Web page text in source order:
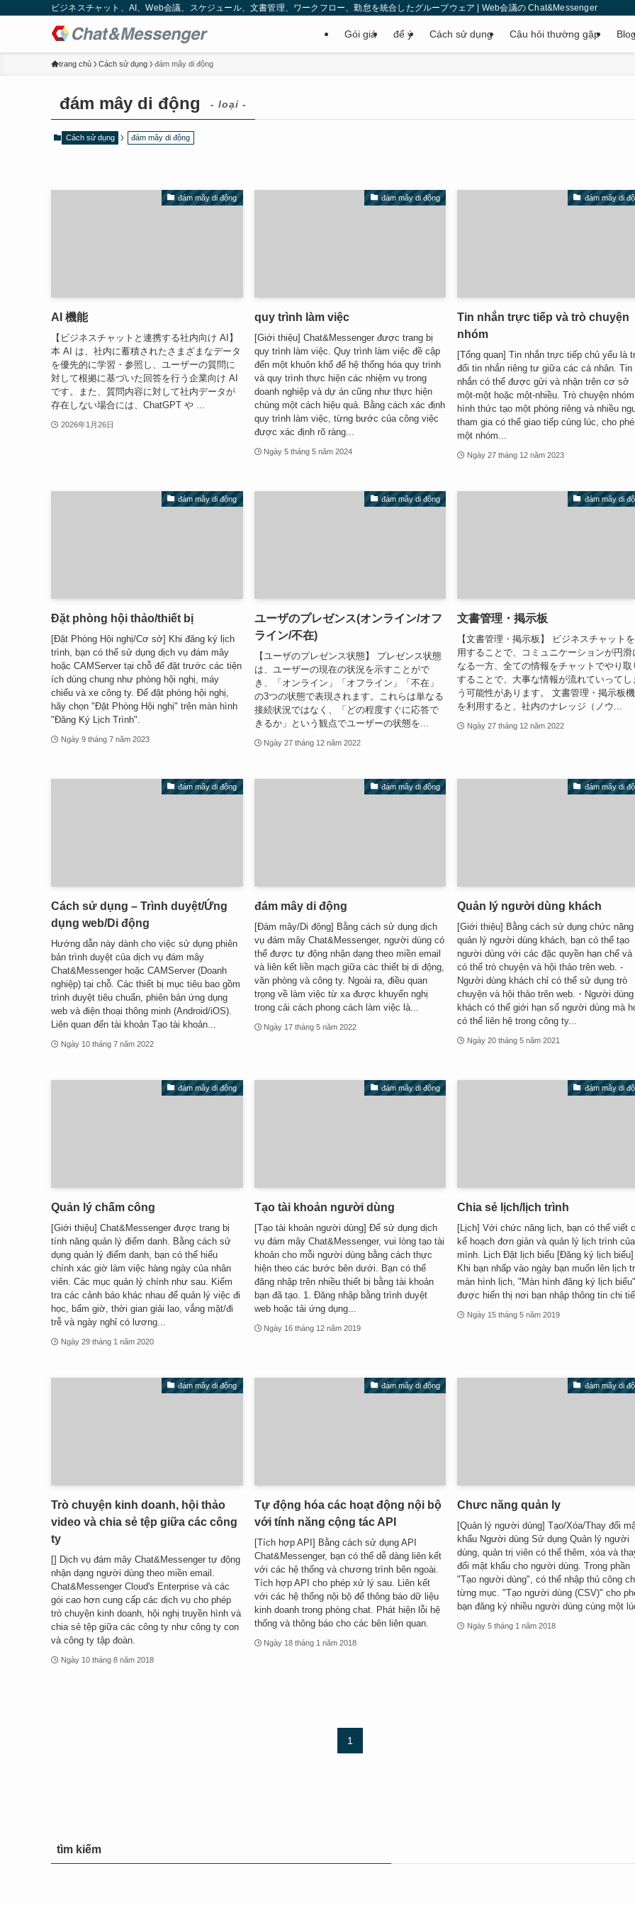
ビジネスチャット、AI、Web会議、スケジュール、文書管理、ワークフロー、勤怠を統合したグループウェア | Web会議の Chat&Messenger
Gói giá để ý Cách sử dụng Câu hỏi thường gặp
trang chủ Cách sử dụng đám mây di động
đám mây di động - loại -
Cách sử dụng đám mây di động
đám mây di động
AI 機能
【ビジネスチャットと連携する社内向け AI】
本 AI は、社内に蓄積されたさまざまなデータ
を優先的に学習・参照し、ユーザーの質問に
対して根拠に基づいた回答を行う企業向け AI
です。また、質問内容に対して社内データが
存在しない場合には、ChatGPT や ...
2026年1月26日
đám mây di động
quy trình làm việc
[Giới thiệu] Chat&Messenger được trang bị
quy trình làm việc. Quy trình làm việc đề cập
đến một khuôn khổ để hệ thống hóa quy trình
và quy trình thực hiện các nhiệm vụ trong
doanh nghiệp và dự án cũng như thực hiện
chúng một cách hiệu quả. Bằng cách xác định
quy trình làm việc, từng bước của công việc
được xác định rõ ràng...
Ngày 5 tháng 5 năm 2024
đám mây di
Tin nhắn trực tiếp và trò chuyện
nhóm
[Tổng quan] Tin nhắn trực tiếp chủ yếu là
đổi tin nhắn riêng tư giữa các cá nhân. Tin
nhắn có thể được gửi và nhận trên cơ sở
một-một hoặc một-nhiều. Trò chuyện
hình thức tạo một phòng riêng và nhiều
tham gia có thể giao tiếp cùng lúc, cho
một nhóm...
Ngày 27 tháng 12 năm 2023
đám mây di động
Đặt phòng hội thảo/thiết bị
[Đặt Phòng Hội nghị/Cơ sở] Khi đăng ký lịch
trình, bạn có thể sử dụng dịch vụ đám mây
hoặc CAMServer tại chỗ để đặt trước các tiện
ích dùng chung như phòng hội nghị, máy
chiếu và xe công ty. Để đặt phòng hội nghị,
hãy chọn "Đặt Phòng Hội nghị" trên màn hình
"Đăng Ký Lịch Trình".
Ngày 9 tháng 7 năm 2023
đám mây di động
ユーザのプレゼンス(オンライン/オフ
ライン/不在)
【ユーザのプレゼンス状態】 プレゼンス状態
は、ユーザーの現在の状況を示すことがで
き、「オンライン」「オフライン」「不在」
の3つの状態で表現されます。これらは単なる
接続状況ではなく、「どの程度すぐに応答で
きるか」という観点でユーザーの状態を...
Ngày 27 tháng 12 năm 2022
đám mây di
文書管理・掲示板
【文書管理・掲示板】 ビジネスチャット
用することで、コミュニケーションが円滑
なる一方、全ての情報をチャットでやり取
することで、大事な情報が流れていってし
う可能性があります。 文書管理・掲示板
を利用すると、社内のナレッジ（ノウ...
Ngày 27 tháng 12 năm 2022
đám mây di động
Cách sử dụng – Trình duyệt/Ứng
dụng web/Di động
Hướng dẫn này dành cho việc sử dụng phiên
bản trình duyệt của dịch vụ đám mây
Chat&Messenger hoặc CAMServer (Doanh
nghiệp) tại chỗ. Các thiết bị mục tiêu bao gồm
trình duyệt tiêu chuẩn, phiên bản ứng dụng
web và điện thoại thông minh (Android/iOS).
Liên quan đến tài khoản Tạo tài khoản...
Ngày 10 tháng 7 năm 2022
đám mây di động
đám mây di động
[Đám mây/Di động] Bằng cách sử dụng dịch
vụ đám mây Chat&Messenger, người dùng có
thể được tự động nhận dạng theo miền email
và liên kết liền mạch giữa các thiết bị di động,
văn phòng và công ty. Ngoài ra, điều quan
trọng về làm việc từ xa được khuyến nghị
trong cải cách phong cách làm việc là...
Ngày 17 tháng 5 năm 2022
đám mây di
Quản lý người dùng khách
[Giới thiệu] Bằng cách sử dụng chức năng
quản lý người dùng khách, bạn có thể tạo
người dùng với các đặc quyền hạn chế và
có thể trò chuyện và hội thảo trên web. -
Người dùng khách chỉ có thể sử dụng trò
chuyện và hội thảo trên web.・Người
khách có thể giới hạn số người dùng mà
có thể liên hệ trong công ty...
Ngày 20 tháng 5 năm 2021
đám mây di động
Quản lý chấm công
[Giới thiệu] Chat&Messenger được trang bị
tính năng quản lý điểm danh. Bằng cách sử
dụng quản lý điểm danh, bạn có thể hiểu
chính xác giờ làm việc hàng ngày của nhân
viên. Các mục quản lý chính như sau. Kiểm
tra các cảnh báo khác nhau để quản lý việc đi
học, bấm giờ, thời gian giải lao, vắng mặt/đi
trễ và ngày nghỉ có lương...
Ngày 29 tháng 1 năm 2020
đám mây di động
Tạo tài khoản người dùng
[Tạo tài khoản người dùng] Để sử dụng dịch
vụ đám mây Chat&Messenger, vui lòng tạo tài
khoản cho mỗi người dùng bằng cách thực
hiện theo các bước bên dưới. Bạn có thể
đăng nhập trên nhiều thiết bị bằng tài khoản
bạn đã tạo. 1. Đăng nhập bằng trình duyệt
web hoặc tải ứng dụng...
Ngày 16 tháng 12 năm 2019
đám mây di
Chia sẻ lịch/lịch trình
[Lịch] Với chức năng lịch, bạn có thể viết
kế hoạch đơn giản và quản lý lịch trình của
mình. Lịch Đặt lịch biểu [Đăng ký lịch biểu]
Khi bạn nhấp vào ngày bạn muốn lên lịch
màn hình lịch, "Màn hình đăng ký lịch
được hiển thị nơi bạn nhập thông tin chi
Ngày 15 tháng 5 năm 2019
đám mây di động
Trò chuyện kinh doanh, hội thảo
video và chia sẻ tệp giữa các công
ty
[] Dịch vụ đám mây Chat&Messenger tự động
nhận dạng người dùng theo miền email.
Chat&Messenger Cloud's Enterprise và các
gói cao hơn cung cấp các dịch vụ cho phép
trò chuyện kinh doanh, hội nghị truyền hình và
chia sẻ tệp giữa các công ty như công ty con
và công ty tập đoàn.
Ngày 10 tháng 8 năm 2018
đám mây di động
Tự động hóa các hoạt động nội bộ
với tính năng cộng tác API
[Tích hợp API] Bằng cách sử dụng API
Chat&Messenger, bạn có thể dễ dàng liên kết
với các hệ thống và chương trình bên ngoài.
Tích hợp API cho phép xử lý sau. Liên kết
với các hệ thống nội bộ để thông báo dữ liệu
kinh doanh trong phòng chat. Phát hiện lỗi hệ
thống và thông báo cho các bên liên quan.
Ngày 18 tháng 1 năm 2018
đám mây di
Chưc năng quản ly
[Quản lý người dùng] Tạo/Xóa/Thay đổi
khẩu Người dùng Sử dụng Quản lý người
dùng, quản trị viên có thể thêm, xóa và
đổi mật khẩu cho người dùng. Trong phần
"Tạo người dùng", có thể nhập thủ công
từng mục. "Tạo người dùng (CSV)" cho
bạn đăng ký nhiều người dùng cùng một
Ngày 5 tháng 1 năm 2018
1
tìm kiếm